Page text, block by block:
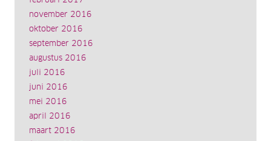
november 2016
oktober 2016
september 2016
augustus 2016
juli 2016
juni 2016
mei 2016
april 2016
maart 2016